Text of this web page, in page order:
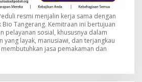
resmi menjalin kerja sama dengan
Bio Tangerang. Kemitraan ini bertujuan
pelayanan sosial, khususnya dalam
yang layak, manusiawi, dan terjangkau
jasa pemakaman dan